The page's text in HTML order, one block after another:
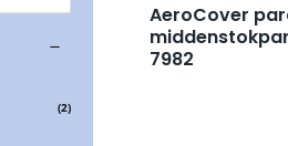
AeroCover
7982
(2)